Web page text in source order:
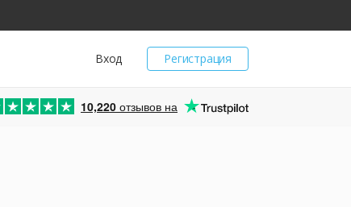
Регистрация
Вход
10,220 отзывов на